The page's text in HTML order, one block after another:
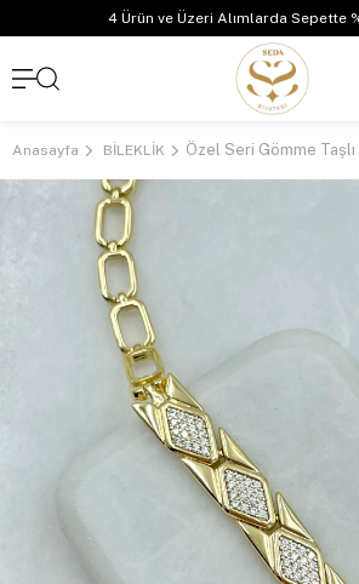
4 Ürün ve Üzeri Alımlarda Sepette
Anasayfa BİLEKLİK Özel Seri Gömme